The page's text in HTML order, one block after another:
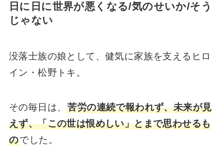
日に日に世界が悪くなる/気のせいか/そう
じゃない
没落士族の娘として、健気に家族を支えるヒロ
イン・松野トキ。
その毎日は、苦労の連続で報われず、未来が見
えず、「この世は恨めしい」とまで思わせるも
のでした。